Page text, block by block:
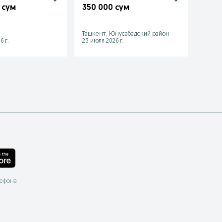
сум
г.
350 000 сум
Ташкент, Юнусабадский район
23 июля 2026 г.